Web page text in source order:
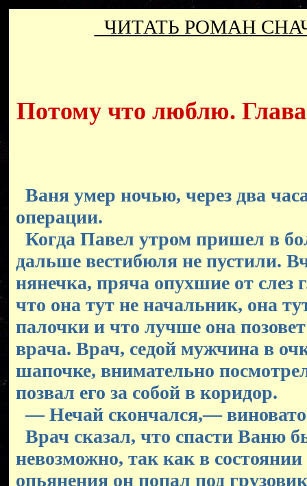
ЧИТАТЬ РОМАН
Потому что люблю.
Ваня умер ночью, через два
операции.
Когда Павел утром пришел в
дальше вестибюля не пустили.
нянечка, пряча опухшие от слез
что она тут не начальник, она
палочки и что лучше она
врача. Врач, седой мужчина в
шапочке, внимательно
позвал его за собой в коридор.
— Нечай скончался,—
Врач сказал, что спасти Ваню
невозможно, так как в состоянии
опьянения он попал под